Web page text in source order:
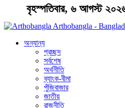
বৃহস্পতিবার, ৬ আগস্ট
Arthobangla -
অন্যান্য
প্রচ্ছদ
সর্বশেষ
অর্থনীতি
ব্যাংক-বীমা
পুঁজিবাজার
জাতীয়
রাজনীতি